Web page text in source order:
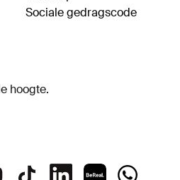
Sociale gedragscode
hoogte.